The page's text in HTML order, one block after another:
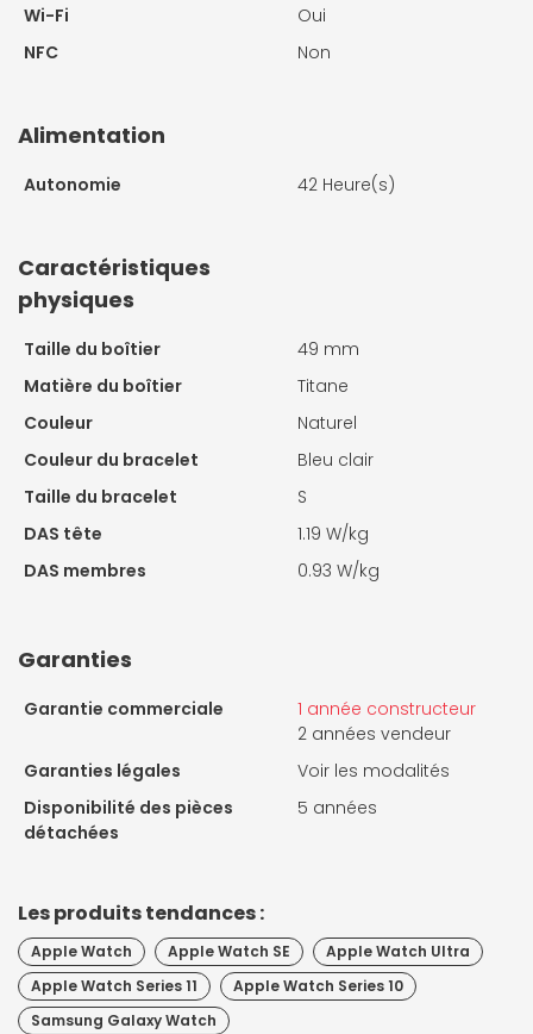
Wi-Fi
Oui
NFC
Non
Alimentation
Autonomie 42 Heure(s)
Caractéristiques
physiques
Taille du boîtier
49 mm
Matière du boîtier
Titane
Couleur
Naturel
Couleur du bracelet
Bleu clair
Taille du bracelet
S
DAS tête
1.19 W/kg
DAS membres
0.93 W/kg
Garanties
Garantie commerciale
1 année constructeur
2 années vendeur
Garanties légales
Voir les modalités
Disponibilité des pièces
détachées
5 années
Les produits tendances :
Apple Watch Apple Watch SE
Apple Watch Ultra
Apple Watch Series 11
Apple Watch Series 10
Samsung Galaxy Watch